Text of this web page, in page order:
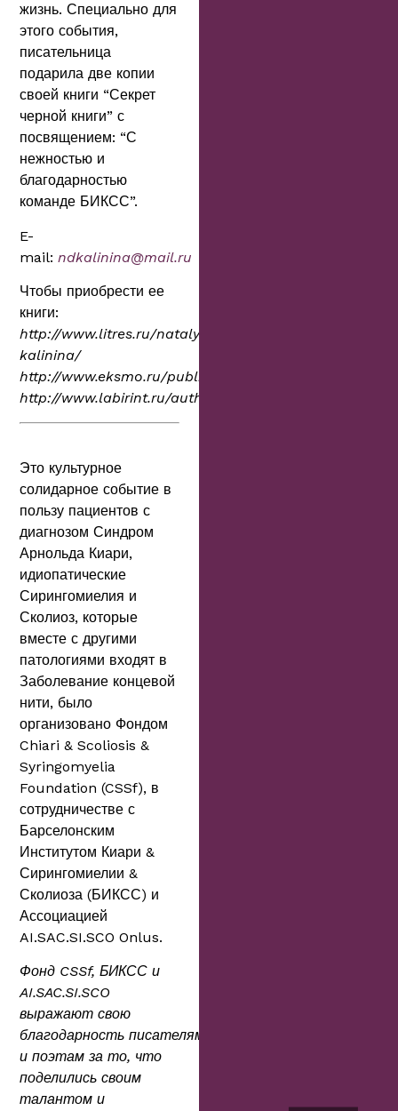
жизнь. Специально для
этого события,
писательница
подарила две копии
своей книги “Секрет
черной книги” с
посвящением: “С
нежностью и
благодарностью
команде БИКСС”.
E-
mail:ndkalinina@mail.ru
Чтобы приобрести ее
книги:
http://www.litres.ru/natalya-
kalinina/
http://www.eksmo.ru/publishers/today/
http://www.labirint.ru/authors/41924/
Это культурное
солидарное событие в
пользу пациентов с
диагнозом Синдром
Арнольда Киари,
идиопатические
Сирингомиелия и
Сколиоз, которые
вместе с другими
патологиями входят в
Заболевание концевой
нити, было
организовано Фондом
Chiari & Scoliosis &
Syringomyelia
Foundation (CSSf), в
сотрудничестве с
Барселонским
Институтом Киари &
Сирингомиелии &
Сколиоза (БИКСС) и
Ассоциацией
AI.SAC.SI.SCO Onlus.
Фонд CSSf, БИКСС и
AI.SAC.SI.SCO
выражают свою
благодарностьписателям
и поэтамза то, что
поделились своим
талантом и